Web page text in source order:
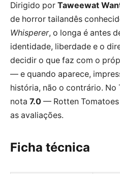
Dirigido por Taweewat
de horror tailandês
Whisperer, o longa é antes
identidade, liberdade e o
decidir o que faz com o
— e quando aparece,
história, não o contrário. No
nota 7.0 — Rotten Tomatoes
as avaliações.
Ficha técnica